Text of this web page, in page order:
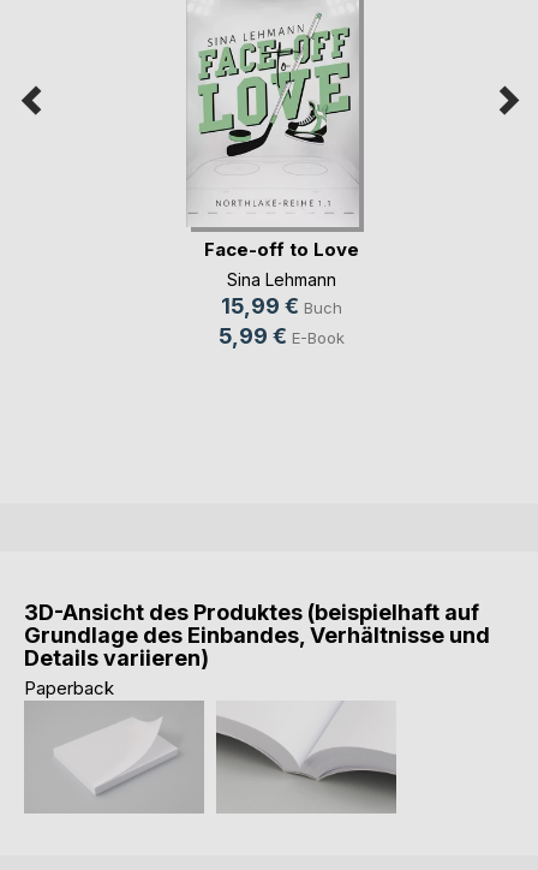
Face-off to Love
Sina Lehmann
15,99 € Buch
5,99 € E-Book
3D-Ansicht des Produktes (beispielhaft auf
Grundlage des Einbandes, Verhältnisse und
Details variieren)
Paperback